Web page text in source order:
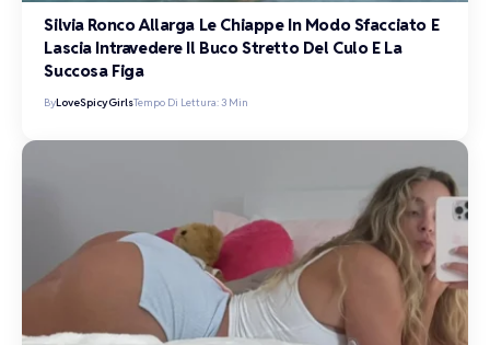
Silvia Ronco Allarga Le Chiappe In Modo Sfacciato E
Lascia Intravedere Il Buco Stretto Del Culo E La
Succosa Figa
ByLoveSpicyGirlsTempo Di Lettura: 3 Min